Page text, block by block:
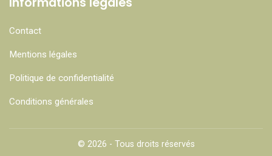
Contact
Mentions légales
Politique de confidentialité
Conditions générales
© 2026 - Tous droits réservés